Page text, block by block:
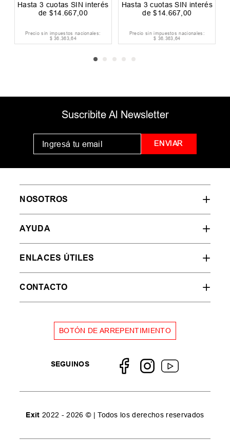
Hasta 3 cuotas SIN interés
de $14.667,00
Precio sin impuestos nacionales:
$ 36.363,64
Hasta 3cuotas SIN interés
de$14.667,00
Precio sin impuestos nacionales:
$ 36.363,64
Suscribite Al Newsletter
ENVIAR
NOSOTROS
AYUDA
ENLACES ÚTILES
CONTACTO
BOTÓN DE ARREPENTIMIENTO
SEGUINOS
Exit 2022 - 2026 © | Todos los derechos reservados